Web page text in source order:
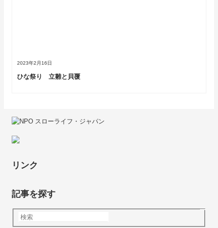
2023年2月16日
ひな祭り 立雛と貝覆
リンク
記事を探す